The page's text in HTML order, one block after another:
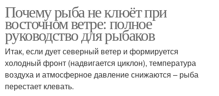
Почему рыба не клюёт при
восточном ветре: полное
руководство для рыбаков
Итак, если дует северный ветер и формируется
холодный фронт (надвигается циклон), температура
воздуха и атмосферное давление снижаются – рыба
перестает клевать.